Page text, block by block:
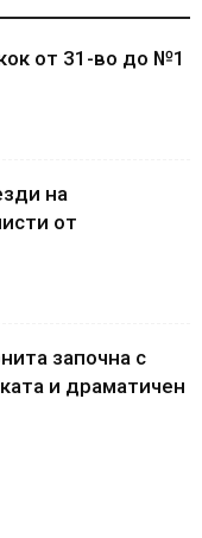
от 31-во до №1
на
от
започна с
и драматичен